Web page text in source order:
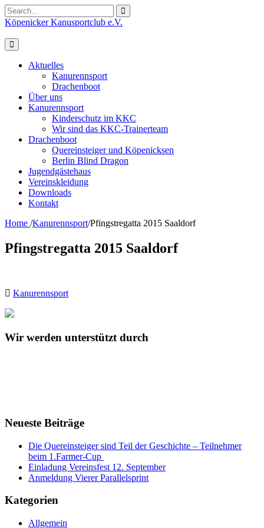
Search
for:
Köpenicker Kanusportclub e.V.
Aktuelles
Kanurennsport
Drachenboot
Über uns
Kanurennsport
Kinderschutz im KKC
Wir sind das KKC-Trainerteam
Drachenboot
Quereinsteiger und Köpenicksen
Berlin Blind Dragon
Jugendgästehaus
Vereinskleidung
Downloads
Kontakt
Home /Kanurennsport/Pfingstregatta 2015 Saaldorf
Pfingstregatta 2015 Saaldorf
Kanurennsport
Wir werden unterstützt durch
Neueste Beiträge
Die Quereinsteiger sind Teil der Geschichte – Teilnehmer
beim 1.Farmer-Cup
Einladung Vereinsfest 12. September
Anmeldung Vierer Parallelsprint
Kategorien
Allgemein